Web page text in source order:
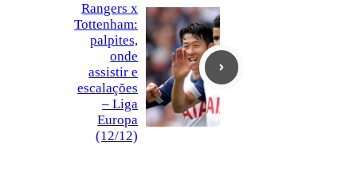
Rangers x
Tottenham:
palpites,
onde
assistir e
escalações
– Liga
Europa
(12/12)